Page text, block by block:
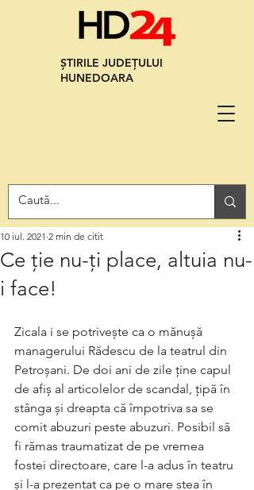
ȘTIRILE JUDEȚULUI
HUNEDOARA
Ce ție nu-ți place, altuia nu-
i face!
10 iul. 2021 2 min de citit
Zicala i se potrivește ca o mănușă
managerului Rădescu de la teatrul din
Petroșani. De doi ani de zile ține capul
de afiș al articolelor de scandal, țipă în
stânga și dreapta că împotriva sa se
comit abuzuri peste abuzuri. Posibil să
fi rămas traumatizat de pe vremea
fostei directoare, care l-a adus în teatru
și l-a prezentat ca pe o mare stea în